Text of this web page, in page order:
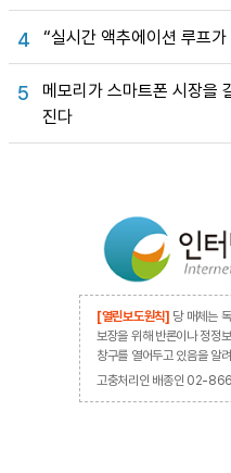
4 “실시간 액추에이션 루프
5
메모리가 스마트폰 시장을
진다
[열린보도원칙] 당 매체는
보장을 위해 반론이나 정정
창구를 열어두고 있음을 알
고충처리인 배종인 02-